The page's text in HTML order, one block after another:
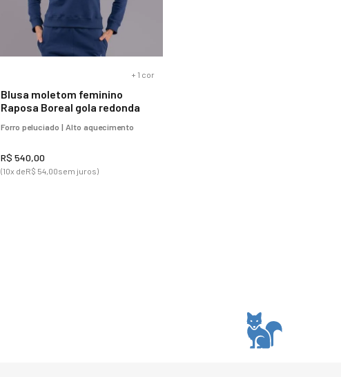
+ 1 cor
Blusa moletom feminino
Raposa Boreal gola redonda
Forro peluciado | Alto aquecimento
R$ 540,00
(10x deR$ 54 00sem juros)